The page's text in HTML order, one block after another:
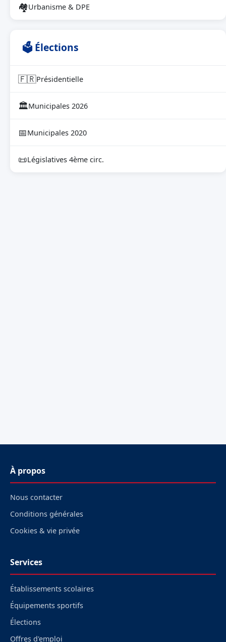
🏘Urbanisme & DPE
🗳 Élections
🇫🇷Présidentielle
🏛Municipales 2026
📅Municipales 2020
📜Législatives 4ème circ.
À propos
Nous contacter
Conditions générales
Cookies & vie privée
Services
Établissements scolaires
Équipements sportifs
Élections
Offres d'emploi